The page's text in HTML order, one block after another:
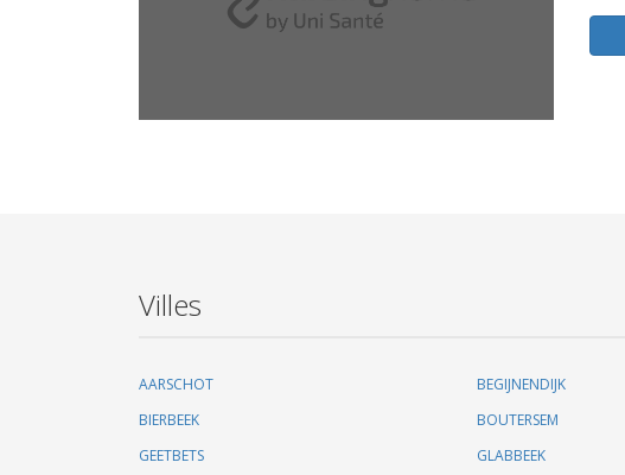
Villes
AARSCHOT BEGIJNENDIJK
BIERBEEK
BOUTERSEM
GEETBETS
GLABBEEK